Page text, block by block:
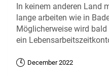
In keinem anderen Land
lange arbeiten wie in
Möglicherweise wird
ein
December 2022